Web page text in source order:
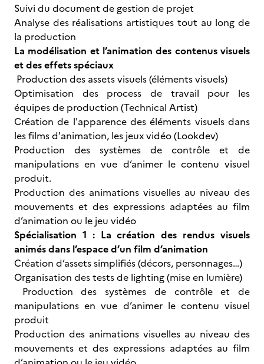
Suivi du document de gestion de projet
Analyse des réalisations artistiques tout au long de
la production
La modélisation et l’animation des contenus visuels
et des effets spéciaux
Production des assets visuels (éléments visuels)
Optimisation des process de travail pour les
équipes de production (Technical Artist)
Création de l'apparence des éléments visuels dans
les films d'animation, les jeux vidéo (Lookdev)
Production des systèmes de contrôle et de
manipulations en vue d’animer le contenu visuel
produit.
Production des animations visuelles au niveau des
mouvements et des expressions adaptées au film
d’animation ou le jeu vidéo
Spécialisation 1 : La création des rendus visuels
animés dans l’espace d’un film d’animation
Création d’assets simplifiés (décors, personnages…)
Organisation des tests de lighting (mise en lumière)
Production des systèmes de contrôle et de
manipulations en vue d’animer le contenu visuel
produit
Production des animations visuelles au niveau des
mouvements et des expressions adaptées au film